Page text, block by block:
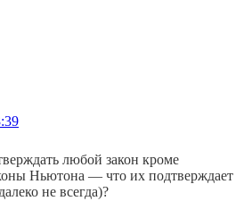
любой закон кроме
Ньютона — что их подтверждает
не всегда)?